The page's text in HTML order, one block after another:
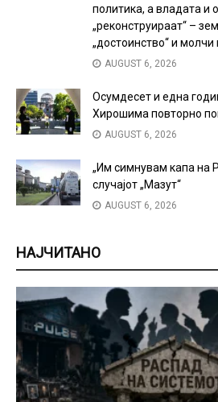
политика, а владата и
„реконструираат“ –
„достоинство“ и
AUGUST 6, 2026
Осумдесет и една
Хирошима повторно
AUGUST 6, 2026
„Им симнувам капа на
случајот „Мазут“
AUGUST 6, 2026
НАЈЧИТАНО